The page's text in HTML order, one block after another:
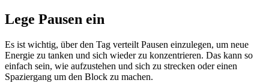
Lege Pausen ein
Es ist wichtig, über den Tag verteilt Pausen einzulegen, um neue
Energie zu tanken und sich wieder zu konzentrieren. Das kann so
einfach sein, wie aufzustehen und sich zu strecken oder einen
Spaziergang um den Block zu machen.